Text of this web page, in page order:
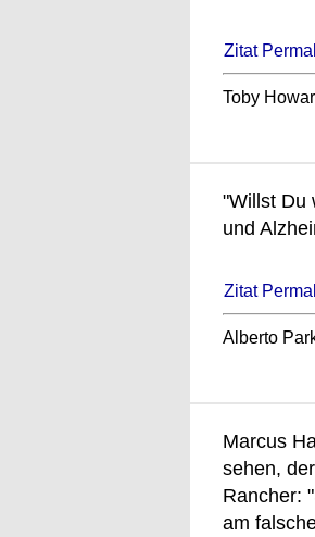
Zitat
Toby
"Willst Du
und
Zitat
Alberto
Marcus
sehen,
Rancher:
am